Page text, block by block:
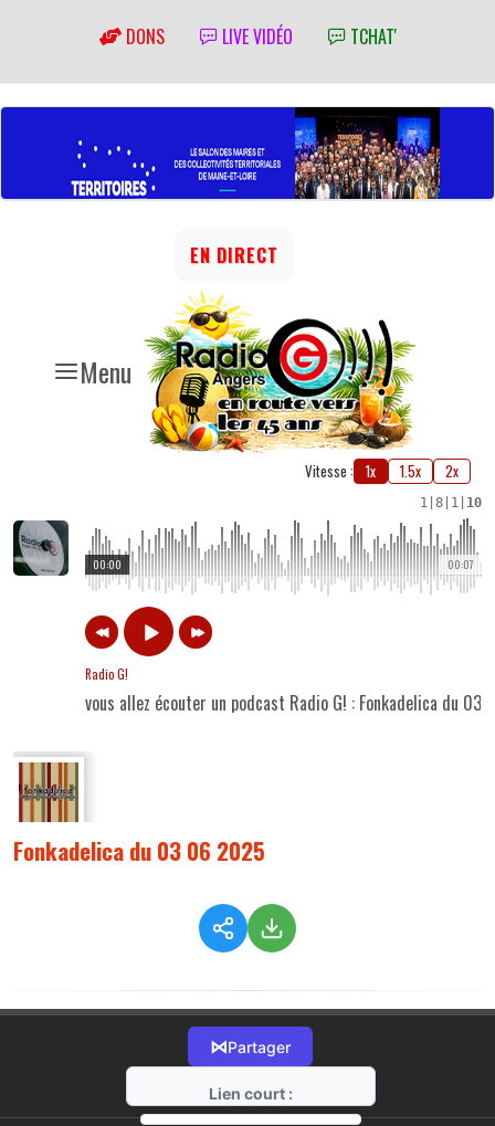
DONS LIVE VIDÉO TCHAT'
Menu
EN DIRECT
Vitesse : 1x 1.5x 2x
1 8 1 10
00:07
00:00
Radio G!
vous allez écouter un podcast Radio G! : Fonkadelica du 03
Fonkadelica du 03 06 2025
⋈Partager
Lien court :